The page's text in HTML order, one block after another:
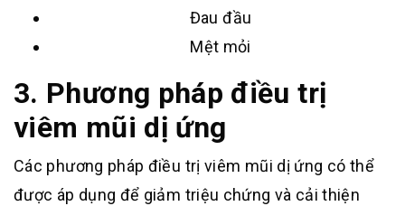
Đau đầu
Mệt mỏi
3. Phương pháp điều trị
viêm mũi dị ứng
Các phương pháp điều trị viêm mũi dị ứng có thể
được áp dụng để giảm triệu chứng và cải thiện